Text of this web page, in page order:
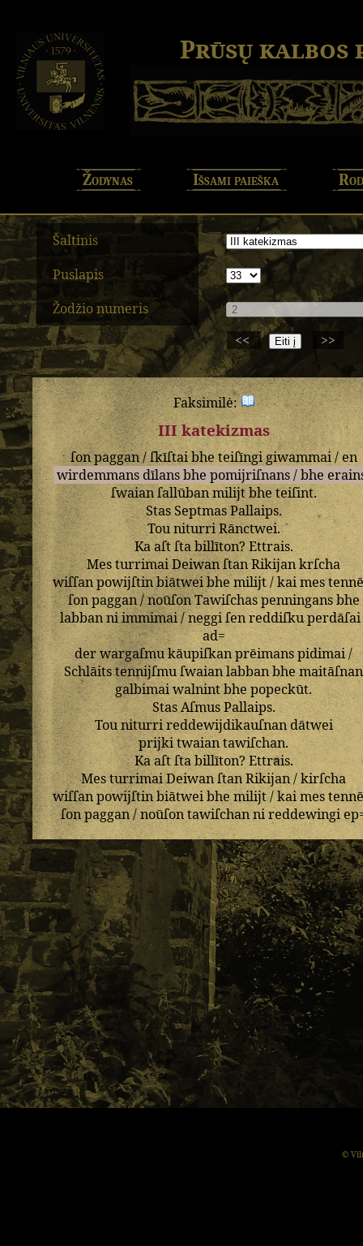
Prūsų kalbos
Žodynas Išsami paieška
Šaltinis
Puslapis
Žodžio numeris
<<
>>
Faksimilė:
III katekizmas
ſonpaggan/ſkīſtaibhe teiſīngigiwammai/en
wirdemmans dīlans bhe pomijriſnans/bhe
ſwaianſallūbanmilijtbheteiſint.
StasSeptmasPallaips.
TouniturriRānctwei.
Kaaſtſtabillīton?Ettrais.
MesturrimaiDeiwanſtanRikijankrſcha
wiſſanpowijſtinbiātweibhemilijt/kaimes
ſonpaggan/noūſonTawiſchaspenningansbhe
labbanniimmimai/neggiſenreddiſkuperdāſai
ad=
derwargaſmukāupiſkanprēimanspidimai/
Schlāitstennijſmu ſwaianlabban bhemaitāſnan
galbimaiwalnint bhe popeckūt.
StasAſmusPallaips.
Touniturrireddewijdikauſnandātwei
prijkitwaiantawiſchan.
Kaaſtſtabillīton?Ettrais.
MesturrimaiDeiwanſtan Rikijan/kirſcha
wiſſanpowijſtinbiātweibhe milijt/kaimes
ſon paggan/noūſontawiſchanni reddewingiep
©